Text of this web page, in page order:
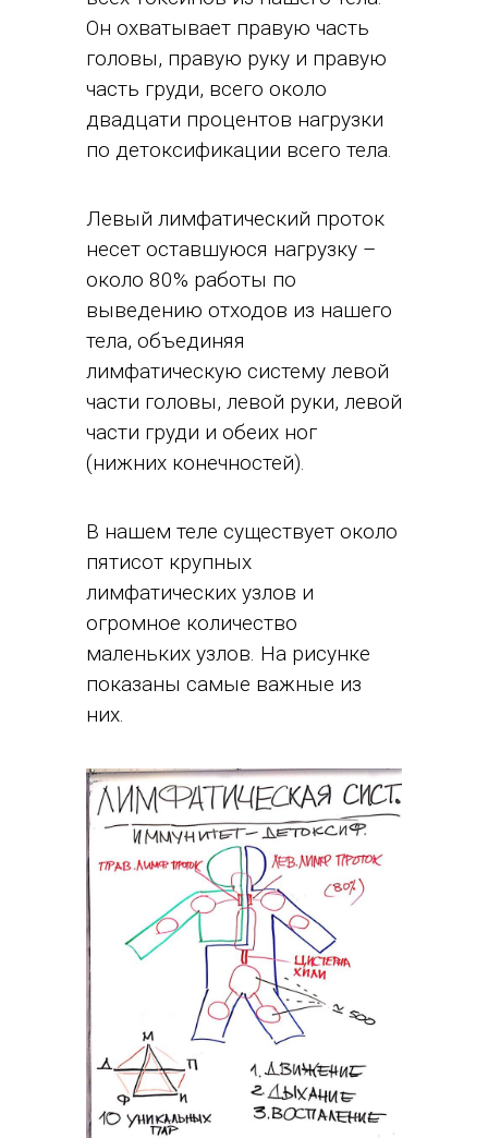
Он охватывает правую часть
головы, правую руку и правую
часть груди, всего около
двадцати процентов нагрузки
по детоксификации всего тела.
Левый лимфатический проток
несет оставшуюся нагрузку –
около 80% работы по
выведению отходов из нашего
тела, объединяя
лимфатическую систему левой
части головы, левой руки, левой
части груди и обеих ног
(нижних конечностей).
В нашем теле существует около
пятисот крупных
лимфатических узлов и
огромное количество
маленьких узлов. На рисунке
показаны самые важные из
них.